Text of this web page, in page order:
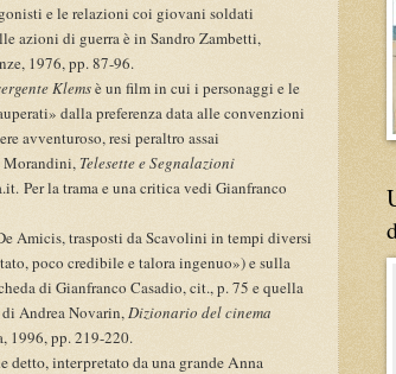
e le relazioni coi giovani soldati
azioni di guerra è in Sandro Zambetti,
1976, pp. 87-96.
Klemsè un film in cui i personaggi e le
dalla preferenza data alle convenzioni
avventuroso, resi peraltro assai
Morandini, Telesette e Segnalazioni
Per la trama e una critica vedi Gianfranco
Amicis, trasposti da Scavolini in tempi diversi
poco credibile e talora ingenuo») e sulla
di Gianfranco Casadio, cit., p. 75 e quella
Andrea Novarin,Dizionario del cinema
1996, pp. 219-220.
detto, interpretato da una grande Anna